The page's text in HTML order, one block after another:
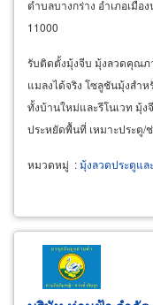
ตำบลบางกร่าง อำเภอเมื
11000
รับติดตั้งมุ้งจีบ มุ้งลวดคุณภ
แมลงได้จริง โซลูชันมุ้งสำ
ทั้งบ้านใหม่และรีโนเวท มุ้
ประหยัดพื้นที่ เหมาะประตู/
หมวดหมู่ :มุ้งลวดประตูแล